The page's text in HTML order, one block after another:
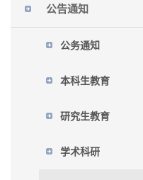
公告通知
公务通知
本科生教育
研究生教育
学术科研